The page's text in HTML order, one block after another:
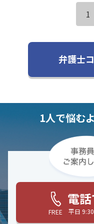
1
弁護士
1人で悩む
FREE
電
平日